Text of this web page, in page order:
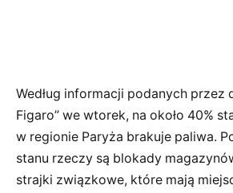
Według informacji podanych przez
Figaro” we wtorek, na około 40%
w regionie Paryża brakuje paliwa.
stanu rzeczy są blokady
strajki związkowe, które mają